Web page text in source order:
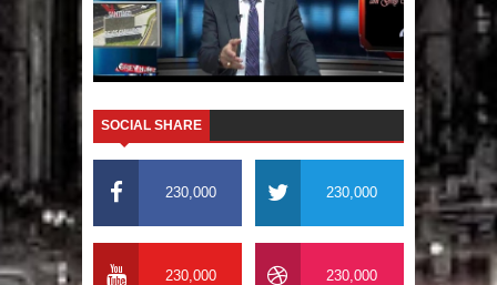
SOCIAL SHARE
230,000 230,000
230,000 230,000